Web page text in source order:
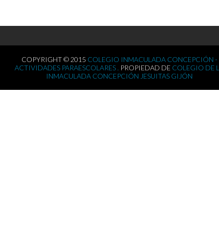
COPYRIGHT © 2015 COLEGIO INMACULADA CONCEPCIÓN -
ACTIVIDADES PARAESCOLARES . PROPIEDAD DE COLEGIO DE
INMACULADA CONCEPCIÓN JESUITAS GIJÓN